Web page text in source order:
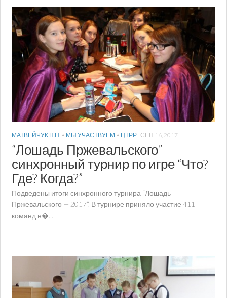
МАТВЕЙЧУК Н.Н. • МЫ УЧАСТВУЕМ • ЦТРР СЕН 16, 2017
“Лошадь Пржевальского” –
синхронный турнир по игре “Что?
Где? Когда?”
Подведены итоги синхронного турнира “Лошадь
Пржевальского — 2017”. В турнире приняло участие 411
команд н�...